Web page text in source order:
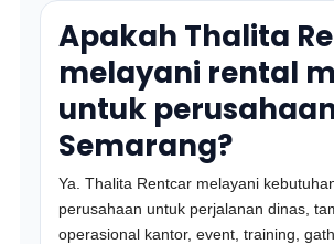
Apakah Thalita
melayani rental
untuk
Semarang?
Ya. Thalita Rentcar melayani
perusahaan untuk perjalanan dinas,
operasional kantor, event, training,